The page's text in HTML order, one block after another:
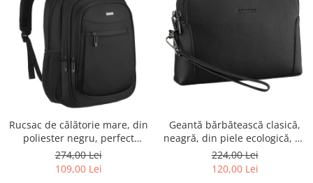
Rucsac de călătorie mare, din
poliester negru, perfect
pentru bagajul de mână -
Rovicky PTR-R-BHX-05-1020
274,00 Lei
109,00 Lei
Geantă bărbătească clasică,
neagră, din piele ecologică, cu
fermoar - Rovicky PTR-R-SDR-
01-1631 BLACK
224,00 Lei
120,00 Lei